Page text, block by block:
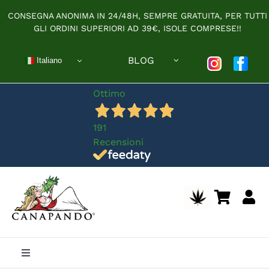
contenuto
CONSEGNA ANONIMA IN 24/48H, SEMPRE GRATUITA, PER TUTTI
GLI ORDINI SUPERIORI AD 39€, ISOLE COMPRESE!!
Italiano BLOG
Ottimo
191
Recensioni
Toggle